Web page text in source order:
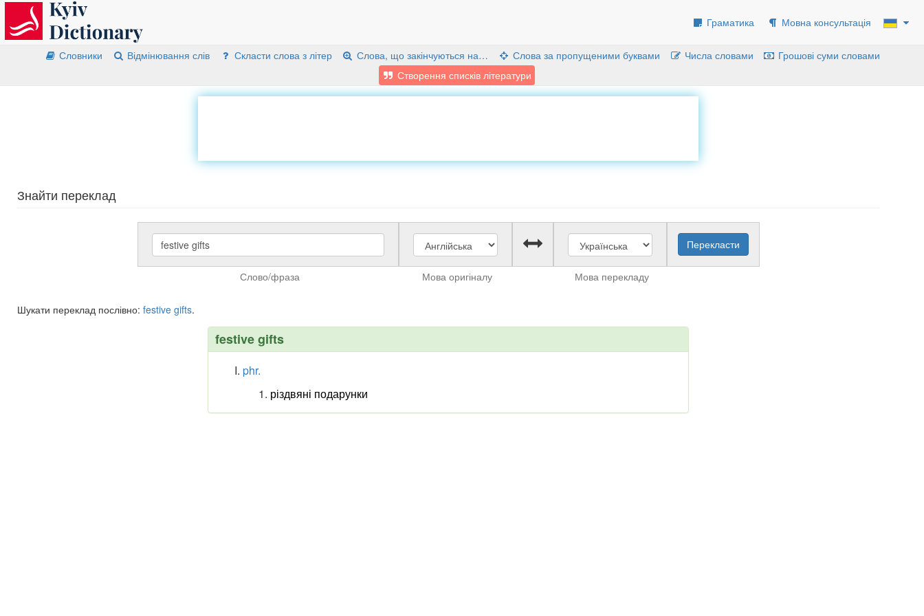
Граматика Мовна консультація
Словники Відмінювання слів Скласти слова з літер Слова, що закінчуються на… Слова за пропущеними буквами Числа словами
Грошові суми словами
Створення списків літератури
Знайти переклад
Слово/фраза Мова оригіналу Мова перекладу
Шукати переклад послівно: festive gifts.
festive gifts
phr.
різдвяні подарунки